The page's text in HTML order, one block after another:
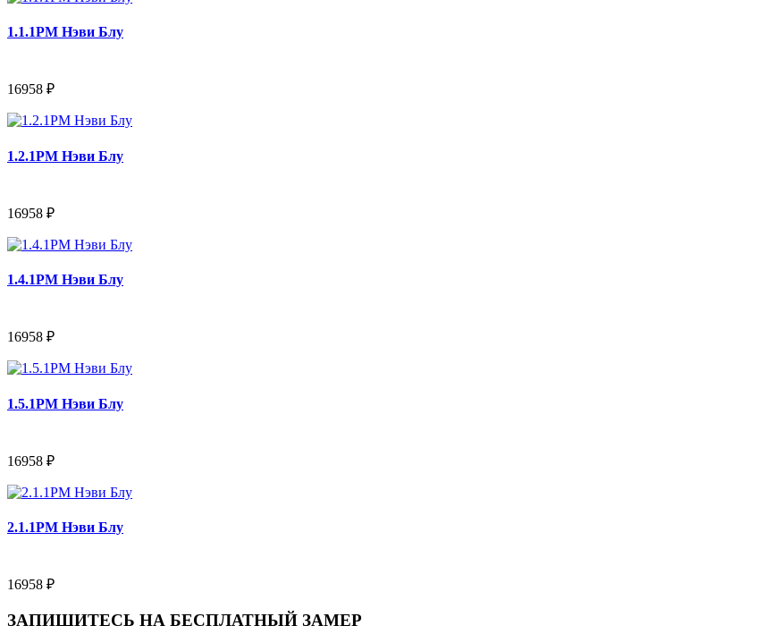
1.1.1PM Нэви Блу
16958 ₽
1.2.1PM Нэви Блу
16958 ₽
1.4.1PM Нэви Блу
16958 ₽
1.5.1PM Нэви Блу
16958 ₽
2.1.1PM Нэви Блу
16958 ₽
ЗАПИШИТЕСЬ НА БЕСПЛАТНЫЙ ЗАМЕР